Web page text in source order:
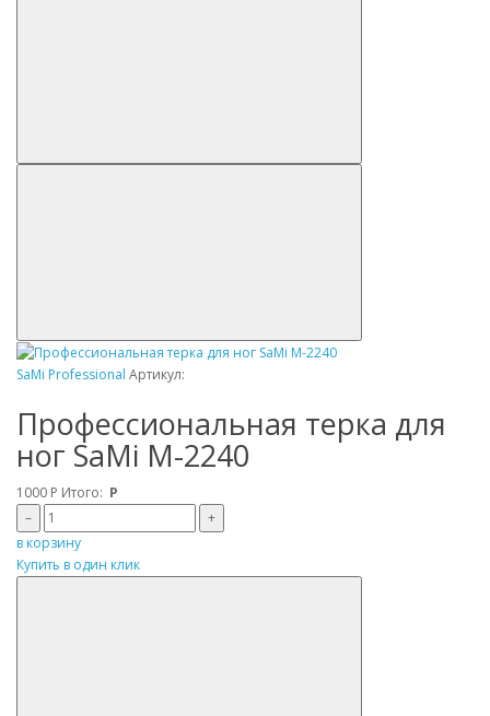
SaMi Professional Артикул:
Профессиональная терка для
ног SaMi M-2240
1000 Р Итого: Р
–
+
в корзину
Купить в один клик